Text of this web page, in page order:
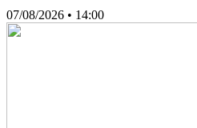
07/08/2026 • 14:00